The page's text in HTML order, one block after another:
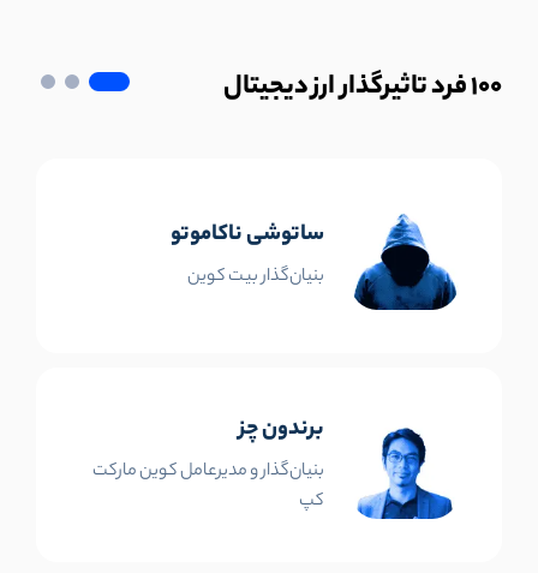
100فرد تاثیرگذار ارز دیجیتال
ساتوشی ناکاموتو
بنیان‌گذار بیت کوین
برندون چز
بنیان‌گذار و مدیرعامل کوین مارکت
کپ